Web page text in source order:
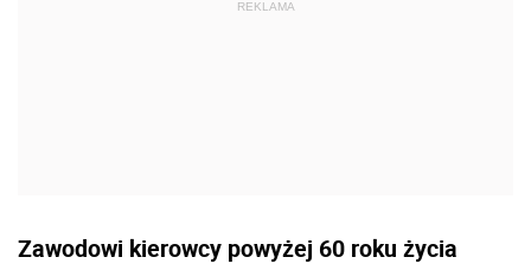
Zawodowi kierowcy powyżej 60 roku życia